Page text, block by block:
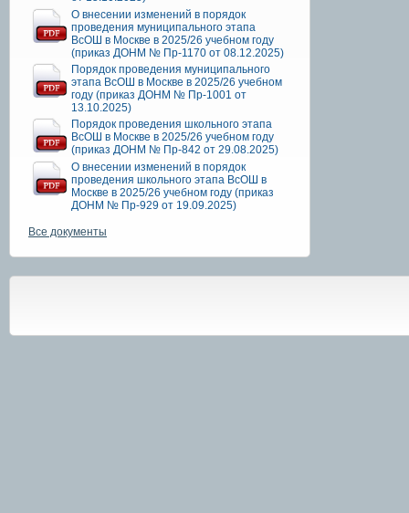
О внесении изменений в порядок
проведения муниципального этапа
ВсОШ в Москве в 2025/26 учебном году
(приказ ДОНМ № Пр-1170 от 08.12.2025)
Порядок проведения муниципального
этапа ВсОШ в Москве в 2025/26 учебном
году (приказ ДОНМ № Пр-1001 от
13.10.2025)
Порядок проведения школьного этапа
ВсОШ в Москве в 2025/26 учебном году
(приказ ДОНМ № Пр-842 от 29.08.2025)
О внесении изменений в порядок
проведения школьного этапа ВсОШ в
Москве в 2025/26 учебном году (приказ
ДОНМ № Пр-929 от 19.09.2025)
Все документы